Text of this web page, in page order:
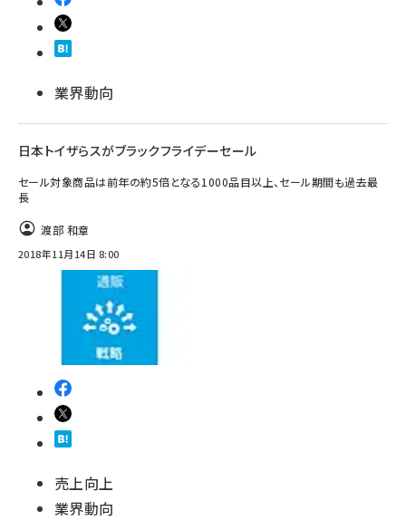
業界動向
日本トイザらスがブラックフライデーセール
セール対象商品は前年の約5倍となる1000品目以上、セール期間も過去最
長
渡部 和章
2018年11月14日 8:00
売上向上
業界動向